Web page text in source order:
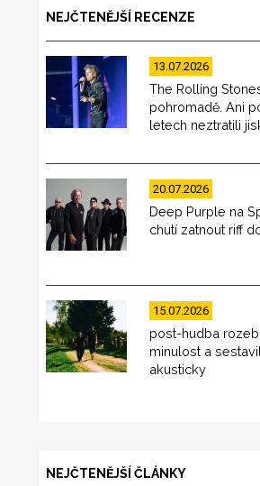
NEJČTENĚJŠÍ RECENZE
13.07.2026
The Rolling
pohromadě. Ani
letech neztratili
20.07.2026
Deep Purple na
chutí zatnout riff
15.07.2026
post-hudba
minulost a
akusticky
NEJČTENĚJŠÍ ČLÁNKY